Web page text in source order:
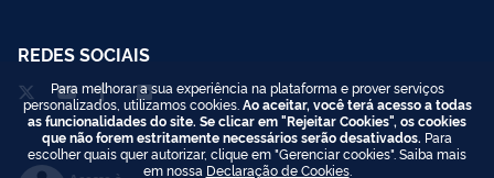
REDES SOCIAIS
Para melhorar a sua experiência na plataforma e prover serviços
personalizados, utilizamos cookies. Ao aceitar, você terá acesso a todas
as funcionalidades do site. Se clicar em "Rejeitar Cookies", os cookies
que não forem estritamente necessários serão desativados. Para
escolher quais quer autorizar, clique em "Gerenciar cookies". Saiba mais
em nossa Declaração de Cookies.